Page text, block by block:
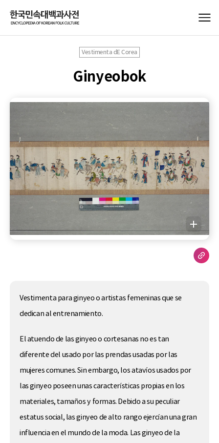
Vestimenta dE Corea
Ginyeobok
Vestimenta para ginyeo o artistas femeninas que se
dedican al entrenamiento.
El atuendo de las ginyeo o cortesanas no es tan
diferente del usado por las prendas usadas por las
mujeres comunes. Sin embargo, los atavíos usados por
las ginyeo poseen unas características propias en los
materiales, tamaños y formas. Debido a su peculiar
estatus social, las ginyeo de alto rango ejercían una gran
influencia en el mundo de la moda. Las ginyeo de la